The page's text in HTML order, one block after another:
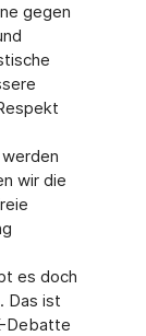
gegen
wir die
es doch
Das ist
Debatte